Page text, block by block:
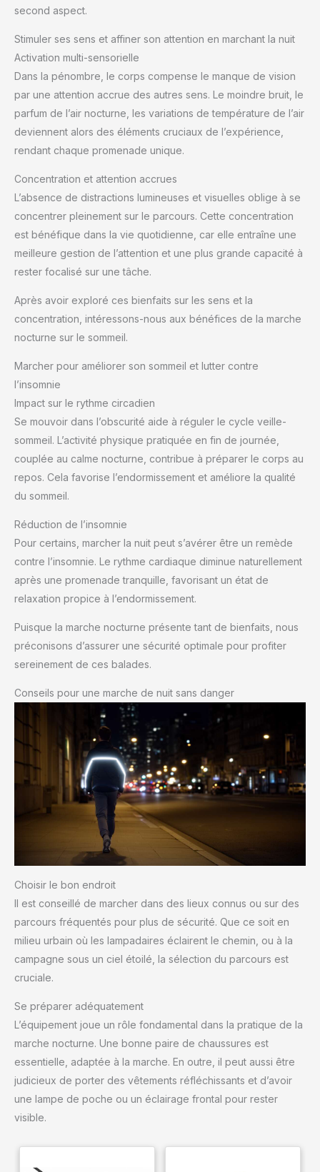
second aspect.
Stimuler ses sens et affiner son attention en marchant la nuit
Activation multi-sensorielle
Dans la pénombre, le corps compense le manque de vision
par une attention accrue des autres sens. Le moindre bruit, le
parfum de l’air nocturne, les variations de température de l’air
deviennent alors des éléments cruciaux de l’expérience,
rendant chaque promenade unique.
Concentration et attention accrues
L’absence de distractions lumineuses et visuelles oblige à se
concentrer pleinement sur le parcours. Cette concentration
est bénéfique dans la vie quotidienne, car elle entraîne une
meilleure gestion de l’attention et une plus grande capacité à
rester focalisé sur une tâche.
Après avoir exploré ces bienfaits sur les sens et la
concentration, intéressons-nous aux bénéfices de la marche
nocturne sur le sommeil.
Marcher pour améliorer son sommeil et lutter contre
l’insomnie
Impact sur le rythme circadien
Se mouvoir dans l’obscurité aide à réguler le cycle veille-
sommeil. L’activité physique pratiquée en fin de journée,
couplée au calme nocturne, contribue à préparer le corps au
repos. Cela favorise l’endormissement et améliore la qualité
du sommeil.
Réduction de l’insomnie
Pour certains, marcher la nuit peut s’avérer être un remède
contre l’insomnie. Le rythme cardiaque diminue naturellement
après une promenade tranquille, favorisant un état de
relaxation propice à l’endormissement.
Puisque la marche nocturne présente tant de bienfaits, nous
préconisons d’assurer une sécurité optimale pour profiter
sereinement de ces balades.
Conseils pour une marche de nuit sans danger
Choisir le bon endroit
Il est conseillé de marcher dans des lieux connus ou sur des
parcours fréquentés pour plus de sécurité. Que ce soit en
milieu urbain où les lampadaires éclairent le chemin, ou à la
campagne sous un ciel étoilé, la sélection du parcours est
cruciale.
Se préparer adéquatement
L’équipement joue un rôle fondamental dans la pratique de la
marche nocturne. Une bonne paire de chaussures est
essentielle, adaptée à la marche. En outre, il peut aussi être
judicieux de porter des vêtements réfléchissants et d’avoir
une lampe de poche ou un éclairage frontal pour rester
visible.